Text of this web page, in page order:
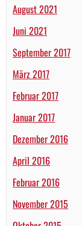
August 2021
Juni 2021
September 2017
März 2017
Februar 2017
Januar 2017
Dezember 2016
April 2016
Februar 2016
November 2015